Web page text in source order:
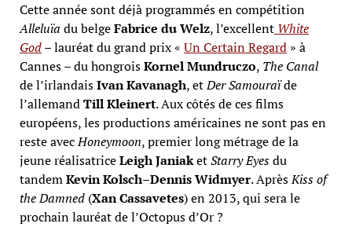
Cette année sont déjà programmés en compétition
Alleluïa du belgeFabrice du Welz, l’excellent White
God– lauréat du grand prix « Un Certain Regard» à
Cannes – du hongroisKornel Mundruczo, The Canal
de l’irlandaisIvan Kavanagh, etDer Samouraïde
l’allemandTill Kleinert. Aux côtés de ces films
européens, les productions américaines ne sont pas en
reste avecHoneymoon, premier long métrage de la
jeune réalisatriceLeigh JaniaketStarry Eyesdu
tandemKevin Kolsch–Dennis Widmyer. AprèsKiss of
the Damned (Xan Cassavetes) en 2013, qui sera le
prochain lauréat de l’Octopus d’Or ?